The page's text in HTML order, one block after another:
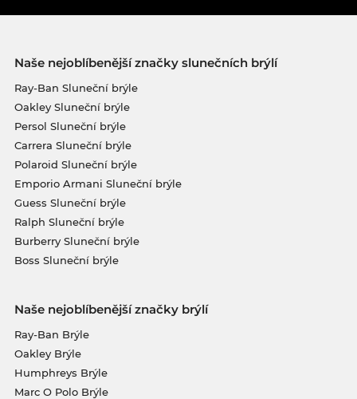
Naše nejoblíbenější značky slunečních brýlí
Ray-Ban Sluneční brýle
Oakley Sluneční brýle
Persol Sluneční brýle
Carrera Sluneční brýle
Polaroid Sluneční brýle
Emporio Armani Sluneční brýle
Guess Sluneční brýle
Ralph Sluneční brýle
Burberry Sluneční brýle
Boss Sluneční brýle
Naše nejoblíbenější značky brýlí
Ray-Ban Brýle
Oakley Brýle
Humphreys Brýle
Marc O Polo Brýle